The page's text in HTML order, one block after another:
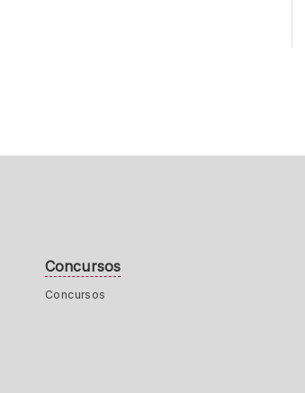
Concursos
Concursos